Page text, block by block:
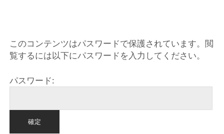
このコンテンツはパスワードで保護されています。閲
覧するには以下にパスワードを入力してください。
パスワード: